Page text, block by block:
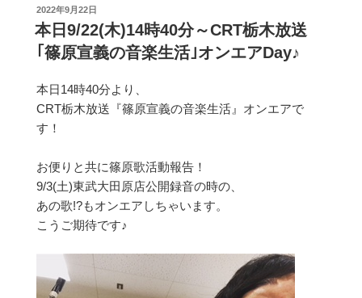
投
稿
日:
2022年9月22日
本日9/22(木)14時40分～CRT栃木放送
｢篠原宣義の音楽生活｣オンエアDay♪
本日14時40分より、
CRT栃木放送『篠原宣義の音楽生活』オンエアで
す！
お便りと共に篠原歌活動報告！
9/3(土)東武大田原店公開録音の時の、
あの歌!?もオンエアしちゃいます。
こうご期待です♪